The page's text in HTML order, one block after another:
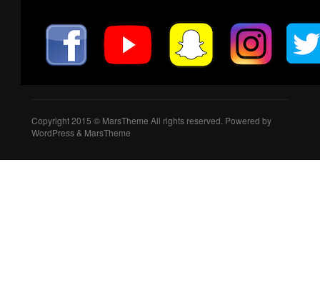
Copyright 2015 © MarsTheme All rights reserved. Powered by
WordPress & MarsTheme